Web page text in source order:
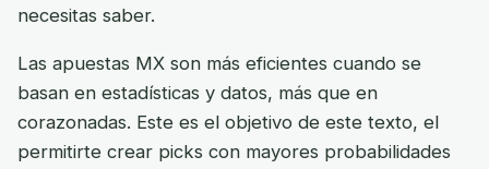
necesitas saber.
Las apuestas MX son más eficientes cuando se
basan en estadísticas y datos, más que en
corazonadas. Este es el objetivo de este texto, el
permitirte crear picks con mayores probabilidades